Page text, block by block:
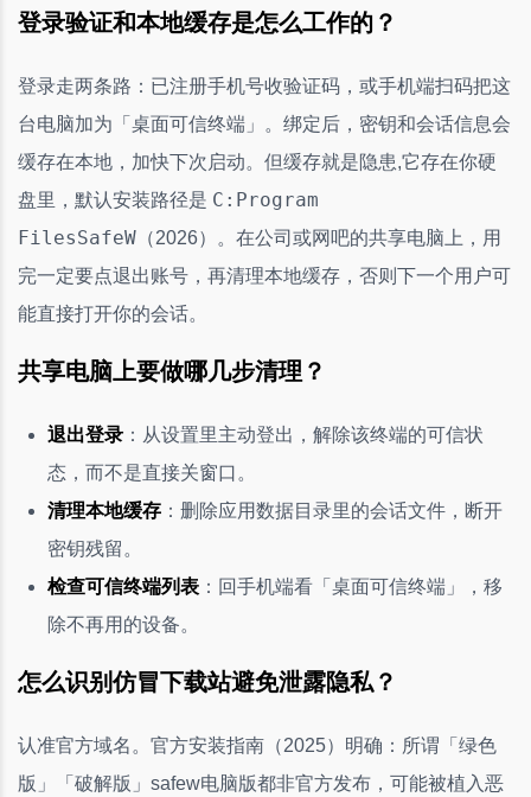
登录验证和本地缓存是怎么工作的？
登录走两条路：已注册手机号收验证码，或手机端扫码把这
台电脑加为「桌面可信终端」。绑定后，密钥和会话信息会
缓存在本地，加快下次启动。但缓存就是隐患,它存在你硬
盘里，默认安装路径是 C:Program
FilesSafeW （2026）。在公司或网吧的共享电脑上，用
完一定要点退出账号，再清理本地缓存，否则下一个用户可
能直接打开你的会话。
共享电脑上要做哪几步清理？
退出登录 ：从设置里主动登出，解除该终端的可信状
态，而不是直接关窗口。
清理本地缓存 ：删除应用数据目录里的会话文件，断开
密钥残留。
检查可信终端列表 ：回手机端看「桌面可信终端」，移
除不再用的设备。
怎么识别仿冒下载站避免泄露隐私？
认准官方域名。官方安装指南（2025）明确：所谓「绿色
版」「破解版」safew电脑版都非官方发布，可能被植入恶